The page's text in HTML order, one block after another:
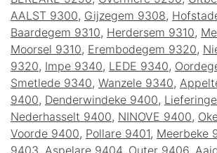
AALST 9300, Gijzegem 9308,
Baardegem 9310, Herdersem 9310,
Moorsel 9310, Erembodegem 9320,
9320, Impe 9340, LEDE 9340,
Smetlede 9340, Wanzele 9340,
9400, Denderwindeke 9400,
Nederhasselt 9400, NINOVE 9400,
Voorde 9400, Pollare 9401, Meerbeke
9403, Aspelare 9404, Outer 9406,